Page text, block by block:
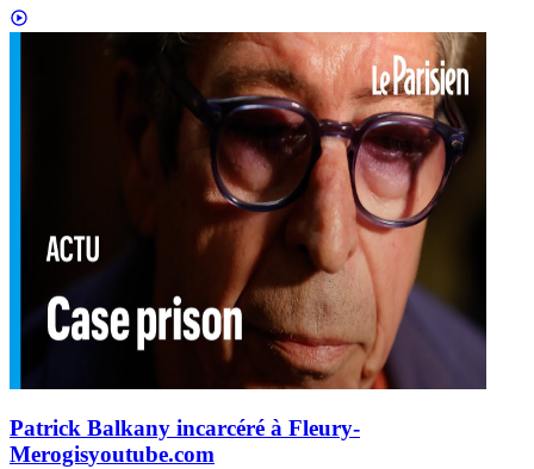
Patrick Balkany incarcéré à Fleury-
Merogisyoutube.com